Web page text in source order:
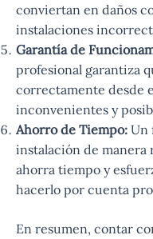
conviertan en daños
instalaciones
Garantía de
profesional garantiza
correctamente desde
inconvenientes y
Ahorro de Tiempo: Un
instalación de manera
ahorra tiempo y
hacerlo por cuenta
En resumen, contar